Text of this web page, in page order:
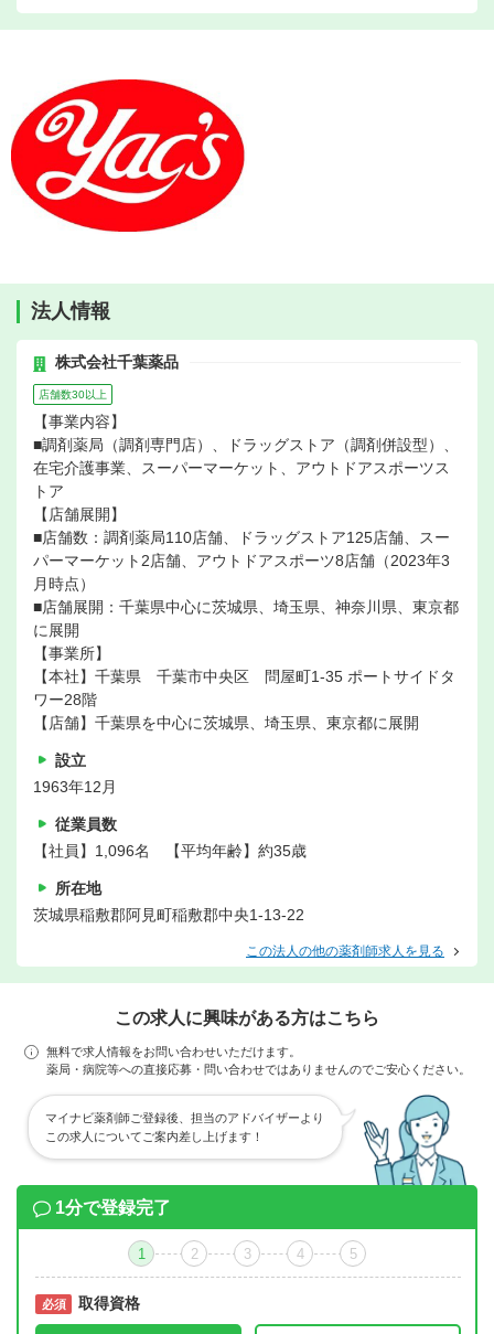
法人情報
株式会社千葉薬品
店舗数30以上
【事業内容】
■調剤薬局（調剤専門店）、ドラッグストア（調剤併設型）、
在宅介護事業、スーパーマーケット、アウトドアスポーツス
トア
【店舗展開】
■店舗数：調剤薬局110店舗、ドラッグストア125店舗、スー
パーマーケット2店舗、アウトドアスポーツ8店舗（2023年3
月時点）
■店舗展開：千葉県中心に茨城県、埼玉県、神奈川県、東京都
に展開
【事業所】
【本社】千葉県 千葉市中央区 問屋町1-35 ポートサイドタ
ワー28階
【店舗】千葉県を中心に茨城県、埼玉県、東京都に展開
設立
1963年12月
従業員数
【社員】1,096名 【平均年齢】約35歳
所在地
茨城県稲敷郡阿見町稲敷郡中央1-13-22
この法人の他の薬剤師求人を見る
この求人に興味がある方はこちら
無料で求人情報をお問い合わせいただけます。
薬局・病院等への直接応募・問い合わせではありませんのでご安心ください。
マイナビ薬剤師ご登録後、担当のアドバイザーより
この求人についてご案内差し上げます！
1分で登録完了
1 2 3 4 5
必須 取得資格